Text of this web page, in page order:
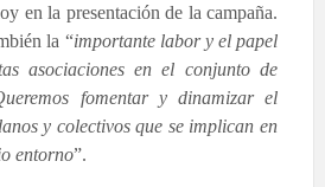
en la presentación de la campaña.
la “importante labor y el papel
asociaciones en el conjunto de
fomentar y dinamizar el
y colectivos que se implican en
entorno”.